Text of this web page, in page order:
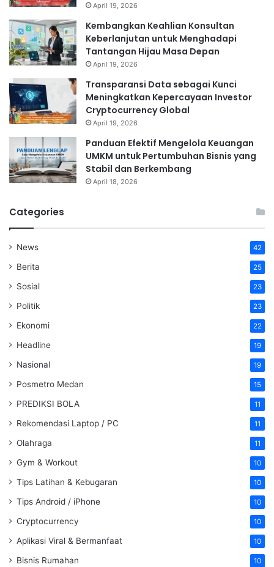
April 19, 2026
Kembangkan Keahlian Konsultan
Keberlanjutan untuk Menghadapi
Tantangan Hijau Masa Depan
April 19, 2026
Transparansi Data sebagai Kunci
Meningkatkan Kepercayaan Investor
Cryptocurrency Global
April 19, 2026
Panduan Efektif Mengelola Keuangan
UMKM untuk Pertumbuhan Bisnis yang
Stabil dan Berkembang
April 18, 2026
Categories
News 42
Berita 25
Sosial 23
Politik 23
Ekonomi 22
Headline 19
Nasional 19
Posmetro Medan 15
PREDIKSI BOLA 11
Rekomendasi Laptop / PC 11
Olahraga 11
Gym & Workout 10
Tips Latihan & Kebugaran 10
Tips Android / iPhone 10
Cryptocurrency 10
Aplikasi Viral & Bermanfaat 10
Bisnis Rumahan 10